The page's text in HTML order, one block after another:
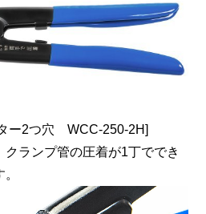
ー2つ穴 WCC-250-2H]
クランプ管の圧着が1丁ででき